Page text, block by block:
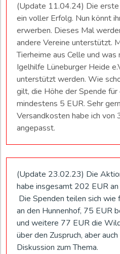
(Update 11.04.24) Die
ein voller Erfolg. Nun könnt
erwerben. Dieses Mal
andere Vereine unterstützt.
Tierheime aus Celle und
Igelhilfe Lüneburger Heide
unterstützt werden. Wie
gilt, die Höhe der Spende
mindestens 5 EUR. Sehr
Versandkosten habe ich von
angepasst.
(Update 23.02.23) Die
habe insgesamt 202 EUR
Die Spenden teilen sich
an den Hunnenhof, 75 EUR
und weitere 77 EUR die
über den Zuspruch, aber
Diskussion zum Thema.